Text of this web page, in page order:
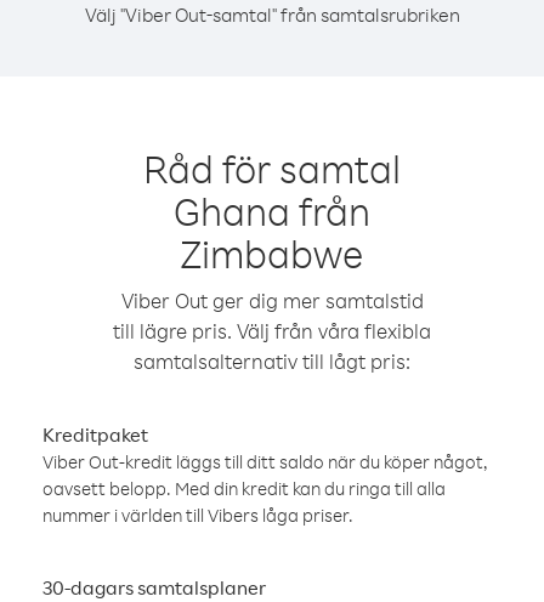
Välj "Viber Out-samtal" från samtalsrubriken
Råd för samtal
Ghana från
Zimbabwe
Viber Out ger dig mer samtalstid
till lägre pris. Välj från våra flexibla
samtalsalternativ till lågt pris:
Kreditpaket
Viber Out-kredit läggs till ditt saldo när du köper något,
oavsett belopp. Med din kredit kan du ringa till alla
nummer i världen till Vibers låga priser.
30-dagars samtalsplaner